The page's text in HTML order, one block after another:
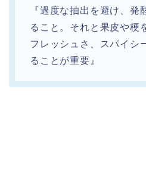
『過度な抽出を避け、発
ること。それと果皮や梗
フレッシュさ、スパイシ
ることが重要』